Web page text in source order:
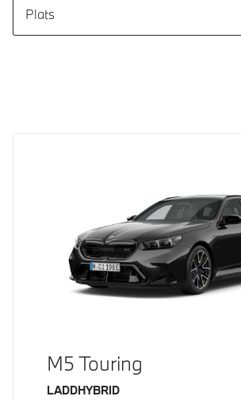
Plats
M5 Touring
Bränsle
LADDHYBRID